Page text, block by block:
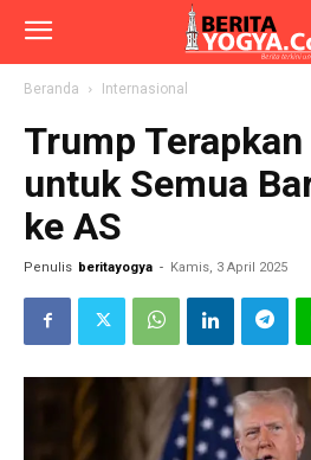
Beranda Internasional
Trump
untuk Semua
ke AS
Penulis beritayogya - Kamis, 3 April 2025